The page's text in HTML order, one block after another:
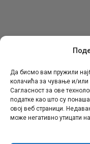
Да бисмо вам пружили
колачића за чување и/или
Сагласност за ове
податке као што су
овој веб страници.
може негативно утицати
© Републички